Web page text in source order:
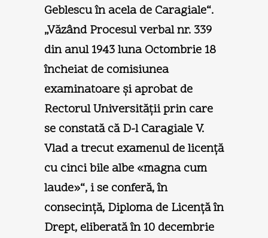
Geblescu în acela de Caragiale“.
„Văzând Procesul verbal nr. 339
din anul 1943 luna Octombrie 18
încheiat de comisiunea
examinatoare şi aprobat de
Rectorul Universităţii prin care
se constată că D-l Caragiale V.
Vlad a trecut examenul de licenţă
cu cinci bile albe «magna cum
laude»“, i se conferă, în
consecinţă, Diploma de Licenţă în
Drept, eliberată în 10 decembrie